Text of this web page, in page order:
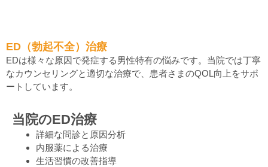
ED（勃起不全）治療
EDは様々な原因で発症する男性特有の悩みです。当院では丁寧
なカウンセリングと適切な治療で、患者さまのQOL向上をサポ
ートしています。
当院のED治療
詳細な問診と原因分析
内服薬による治療
生活習慣の改善指導